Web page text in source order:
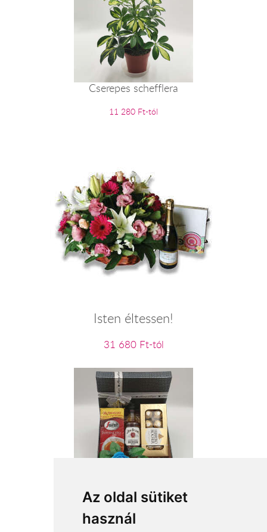
Az oldal sütiket
használ
Cserepes schefflera
11 280 Ft-tól
Isten éltessen!
31 680 Ft-tól
A férfi hangulatai
19 480 Ft-tól